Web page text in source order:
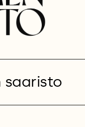
saaristo